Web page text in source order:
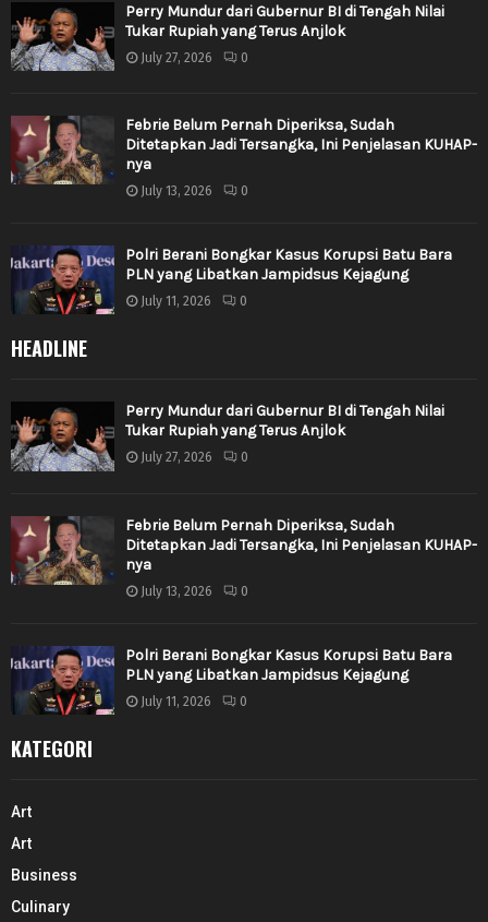
Perry Mundur dari Gubernur BI di Tengah Nilai
Tukar Rupiah yang Terus Anjlok
July 27, 2026 0
Febrie Belum Pernah Diperiksa, Sudah
Ditetapkan Jadi Tersangka, Ini Penjelasan KUHAP-
nya
July 13, 2026 0
Polri Berani Bongkar Kasus Korupsi Batu Bara
PLN yang Libatkan Jampidsus Kejagung
July 11, 2026 0
HEADLINE
Perry Mundur dari Gubernur BI di Tengah Nilai
Tukar Rupiah yang Terus Anjlok
July 27, 2026 0
Febrie Belum Pernah Diperiksa, Sudah
Ditetapkan Jadi Tersangka, Ini Penjelasan KUHAP-
nya
July 13, 2026 0
Polri Berani Bongkar Kasus Korupsi Batu Bara
PLN yang Libatkan Jampidsus Kejagung
July 11, 2026 0
KATEGORI
Art
Art
Business
Culinary